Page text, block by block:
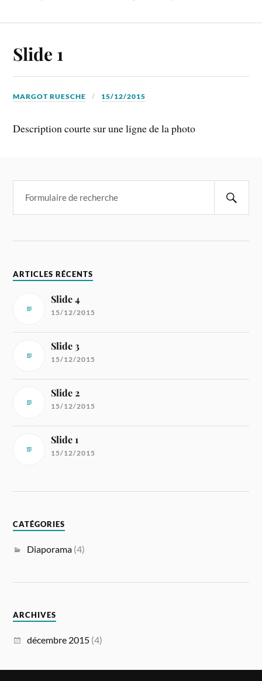
Slide 1
MARGOT RUESCHE 15/12/2015
Description courte sur une ligne de la photo
ARTICLES RÉCENTS
Slide 4
15/12/2015
Slide 3
15/12/2015
Slide 2
15/12/2015
Slide 1
15/12/2015
CATÉGORIES
Diaporama (4)
ARCHIVES
décembre 2015 (4)